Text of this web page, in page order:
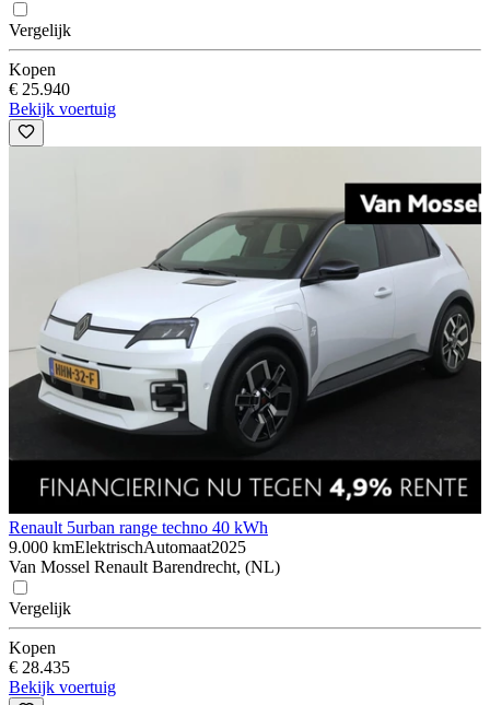
Vergelijk
Kopen
€ 25.940
Bekijk voertuig
Renault 5urban range techno 40 kWh
9.000 kmElektrischAutomaat2025
Van Mossel Renault Barendrecht, (NL)
Vergelijk
Kopen
€ 28.435
Bekijk voertuig